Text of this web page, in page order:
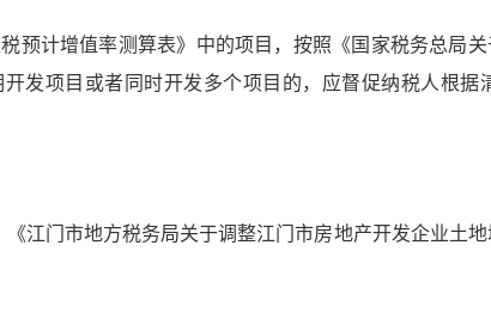
预计增值率测算表》中的项目，按照《国家税务总局
开发项目或者同时开发多个项目的，应督促纳税人根
《江门市地方税务局关于调整江门市房地产开发企业土